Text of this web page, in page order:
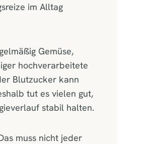
im Alltag
Gemüse,
hochverarbeitete
Blutzucker kann
tut es vielen gut,
stabil halten.
muss nicht jeder